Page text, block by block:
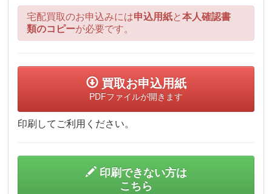
宅配買取のお申込みには申込用紙と本人確認書
類のコピーが必要です。
買取お申込用紙
PDFファイルが開きます
印刷してご利用ください。
印刷できない方は
こちら